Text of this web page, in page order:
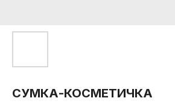
СУМКА-КОСМЕТИЧКА